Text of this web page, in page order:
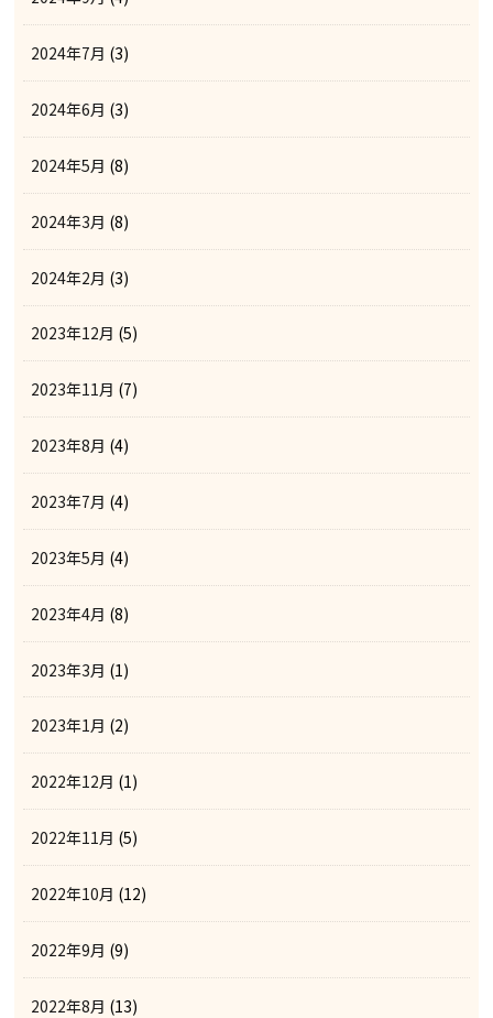
2024年7月 (3)
2024年6月 (3)
2024年5月 (8)
2024年3月 (8)
2024年2月 (3)
2023年12月 (5)
2023年11月 (7)
2023年8月 (4)
2023年7月 (4)
2023年5月 (4)
2023年4月 (8)
2023年3月 (1)
2023年1月 (2)
2022年12月 (1)
2022年11月 (5)
2022年10月 (12)
2022年9月 (9)
2022年8月 (13)